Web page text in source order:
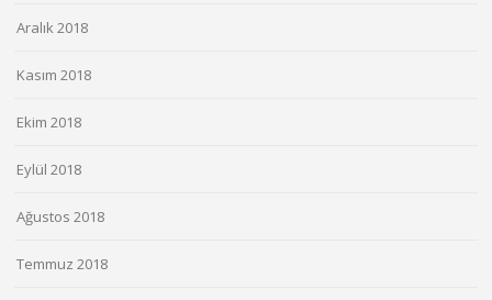
Aralık 2018
Kasım 2018
Ekim 2018
Eylül 2018
Ağustos 2018
Temmuz 2018